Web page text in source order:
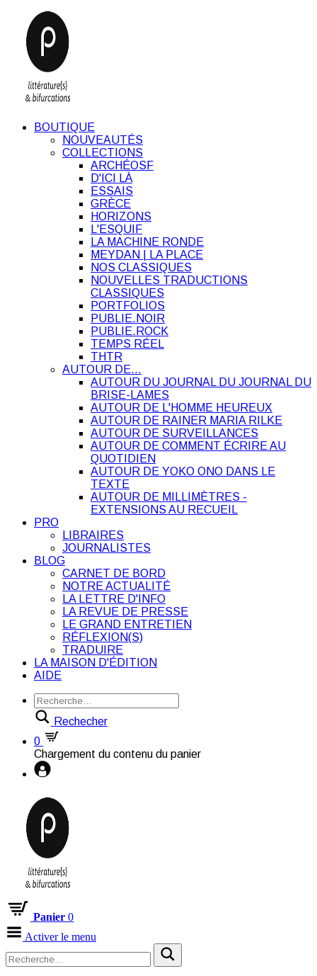
BOUTIQUE
NOUVEAUTÉS
COLLECTIONS
ARCHÉOSF
D'ICI LÀ
ESSAIS
GRÈCE
HORIZONS
L'ESQUIF
LA MACHINE RONDE
MEYDAN | LA PLACE
NOS CLASSIQUES
NOUVELLES TRADUCTIONS
CLASSIQUES
PORTFOLIOS
PUBLIE.NOIR
PUBLIE.ROCK
TEMPS RÉEL
THTR
AUTOUR DE…
AUTOUR DU JOURNAL DU JOURNAL DU
BRISE-LAMES
AUTOUR DE L'HOMME HEUREUX
AUTOUR DE RAINER MARIA RILKE
AUTOUR DE SURVEILLANCES
AUTOUR DE COMMENT ÉCRIRE AU
QUOTIDIEN
AUTOUR DE YOKO ONO DANS LE
TEXTE
AUTOUR DE MILLIMÈTRES -
EXTENSIONS AU RECUEIL
PRO
LIBRAIRES
JOURNALISTES
BLOG
CARNET DE BORD
NOTRE ACTUALITÉ
LA LETTRE D'INFO
LA REVUE DE PRESSE
LE GRAND ENTRETIEN
RÉFLEXION(S)
TRADUIRE
LA MAISON D'ÉDITION
AIDE
Rechecher
0
Chargement du contenu du panier
Panier 0
Activer le menu